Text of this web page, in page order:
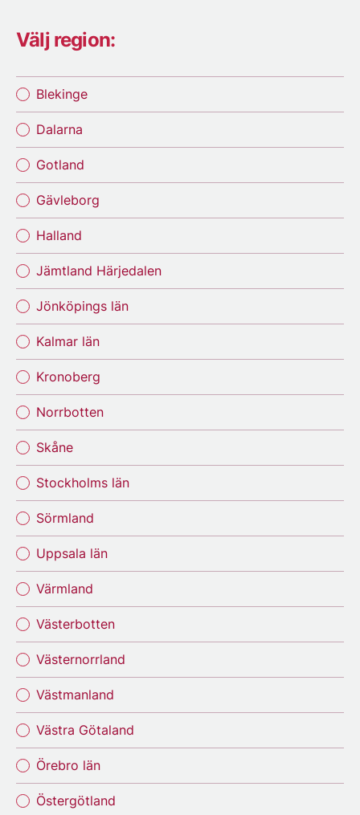
Välj region:
Blekinge
Dalarna
Gotland
Gävleborg
Halland
Jämtland Härjedalen
Jönköpings län
Kalmar län
Kronoberg
Norrbotten
Skåne
Stockholms län
Sörmland
Uppsala län
Värmland
Västerbotten
Västernorrland
Västmanland
Västra Götaland
Örebro län
Östergötland